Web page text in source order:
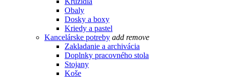
Obaly
Dosky a boxy
Kriedy a pastel
Kancelárske potreby add remove
Zakladanie a archivácia
Doplnky pracovného stola
Stojany
Koše